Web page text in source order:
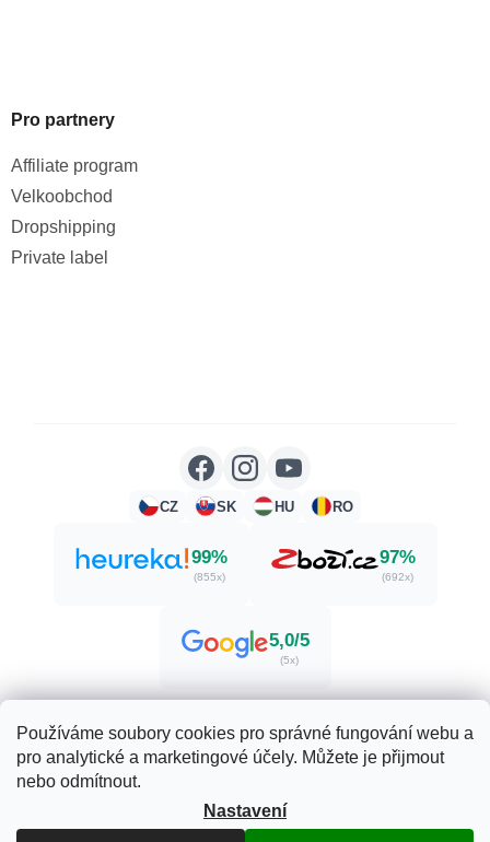
Používáme soubory cookies pro správné fungování webu a
pro analytické a marketingové účely. Můžete je přijmout
nebo odmítnout.
Nastavení
Pro partnery
Affiliate program
Velkoobchod
Dropshipping
Private label
CZ SK HU RO
99%
(855x)
97%
(692x)
5,0/5
(5x)
Vytvořil Shoptet
Copyright 2026Zdraví. Krása. Příroda.. Všechna práva